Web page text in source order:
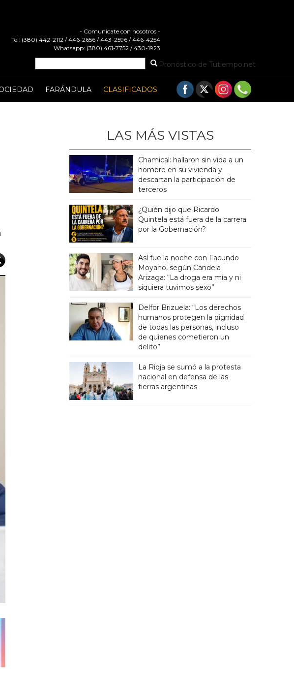
- Comunicate con nosotros -
Tel: (380) 442-2112 / 446-2656 / 443-2596 / 446-4254
Whatsapp: (380) 461-7752 / 430-1923
Pronóstico de Tutiempo.net
FARÁNDULA CLASIFICADOS
LAS MÁS VISTAS
Chamical: hallaron sin vida a un
hombre en su vivienda y
descartan la participación de
terceros
¿Quién dijo que Ricardo
Quintela está fuera de la carrera
por la Gobernación?
Así fue la noche con Facundo
Moyano, según Candela
Arizaga: “La droga era mía y ni
siquiera tuvimos sexo”
Delfor Brizuela: “Los derechos
humanos protegen la dignidad
de todas las personas, incluso
de quienes cometieron un
delito”
La Rioja se sumó a la protesta
nacional en defensa de las
tierras argentinas